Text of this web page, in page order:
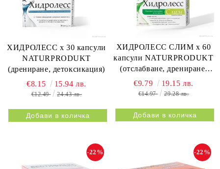
ХИДРОЛЕСС х 30 капсули
NATURPRODUKT
(дрениране, детоксикация)
€8.15 15.94 лв.
€12.49 24.43 лв.
ХИДРОЛЕСС СЛИМ х 60
капсули NATURPRODUKT
(отслабване, дрениране,
метаболизъм)
€9.79 19.15 лв.
€14.97 29.28 лв.
-22% -22%